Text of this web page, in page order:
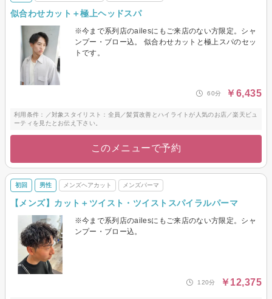
似合わせカット＋極上ヘッドスパ
※今まで系列店のailesにもご来店のない方限定。シャ
ンプー・ブロー込。 似合わせカットと極上スパのセッ
トです。
60分 ￥6,435
利用条件：／対象スタイリスト：全員／髪質改善とハイライトが人気のお店／楽天ビュ
ーティを見たとお伝え下さい。
このメニューで予約
初回 男性 メンズヘアカット メンズパーマ
【メンズ】カット＋ツイスト・ツイストスパイラルパーマ
※今まで系列店のailesにもご来店のない方限定。シャ
ンプー・ブロー込。
120分 ￥12,375